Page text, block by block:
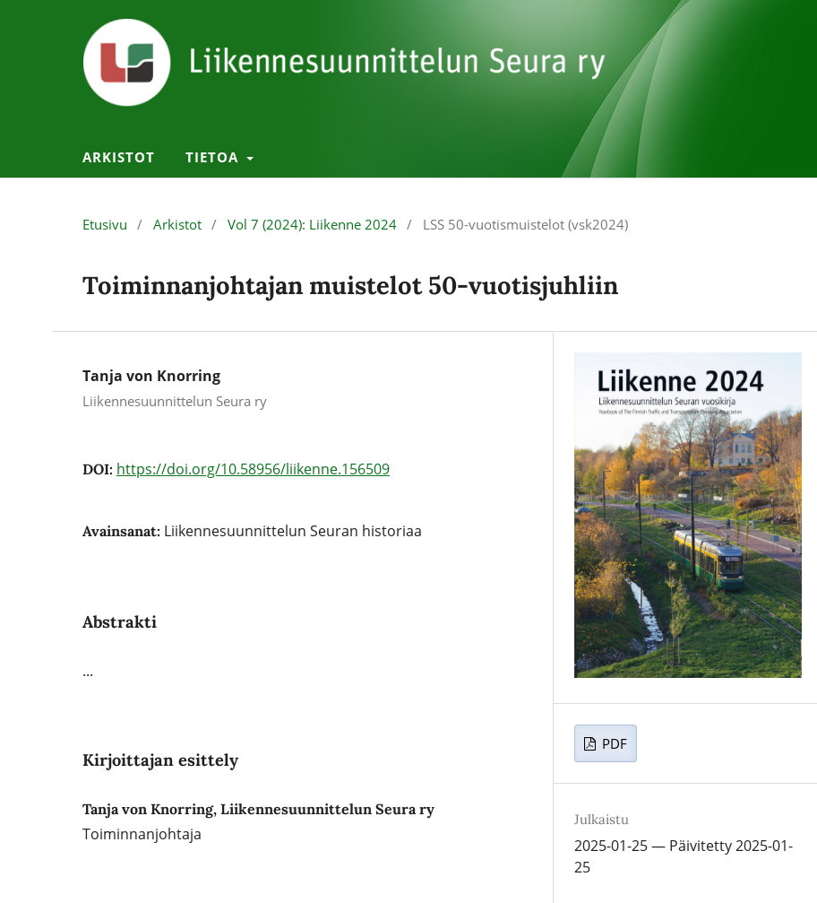
ARKISTOT TIETOA
Etusivu / Arkistot / Vol 7 (2024): Liikenne 2024 / LSS 50-vuotismuistelot (vsk2024)
Toiminnanjohtajan muistelot 50-vuotisjuhliin
Tanja von Knorring
Liikennesuunnittelun Seura ry
DOI: https://doi.org/10.58956/liikenne.156509
Avainsanat: Liikennesuunnittelun Seuran historiaa
Abstrakti
...
Kirjoittajan esittely
Tanja von Knorring, Liikennesuunnittelun Seura ry
Toiminnanjohtaja
PDF
Julkaistu
2025-01-25 — Päivitetty 2025-01-
25